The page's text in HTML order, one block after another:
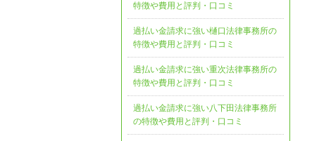
特徴や費用と評判・口コミ
過払い金請求に強い樋口法律事務所の
特徴や費用と評判・口コミ
過払い金請求に強い重次法律事務所の
特徴や費用と評判・口コミ
過払い金請求に強い八下田法律事務所
の特徴や費用と評判・口コミ